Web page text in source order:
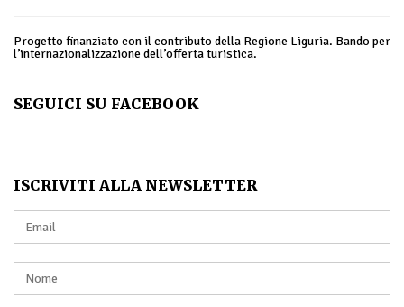
Progetto finanziato con il contributo della Regione Liguria. Bando per
l’internazionalizzazione dell’offerta turistica.
SEGUICI SU FACEBOOK
ISCRIVITI ALLA NEWSLETTER